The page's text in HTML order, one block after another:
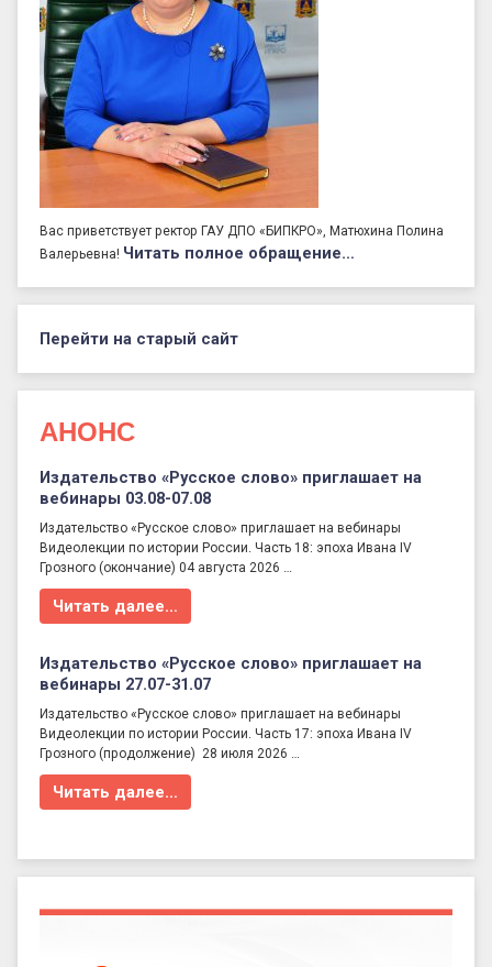
Вас приветствует ректор ГАУ ДПО «БИПКРО», Матюхина Полина
Валерьевна! Читать полное обращение…
Перейти на старый сайт
АНОНС
Издательство «Русское слово» приглашает на
вебинары 03.08-07.08
Издательство «Русское слово» приглашает на вебинары
Видеолекции по истории России. Часть 18: эпоха Ивана IV
Грозного (окончание) 04 августа 2026 …
Читать далее…
Издательство «Русское слово» приглашает на
вебинары 27.07-31.07
Издательство «Русское слово» приглашает на вебинары
Видеолекции по истории России. Часть 17: эпоха Ивана IV
Грозного (продолжение) 28 июля 2026 …
Читать далее…